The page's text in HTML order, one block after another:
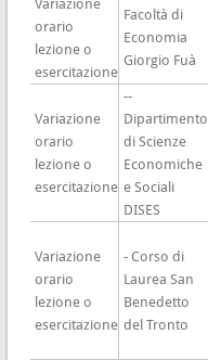
Variazione
orario
lezione o
esercitazione
Facoltà di
Economia
Giorgio Fuà
Variazione
orario
lezione o
esercitazione
--
Dipartimento
di Scienze
Economiche
e Sociali
DISES
Variazione
orario
lezione o
esercitazione
- Corso di
Laurea San
Benedetto
del Tronto